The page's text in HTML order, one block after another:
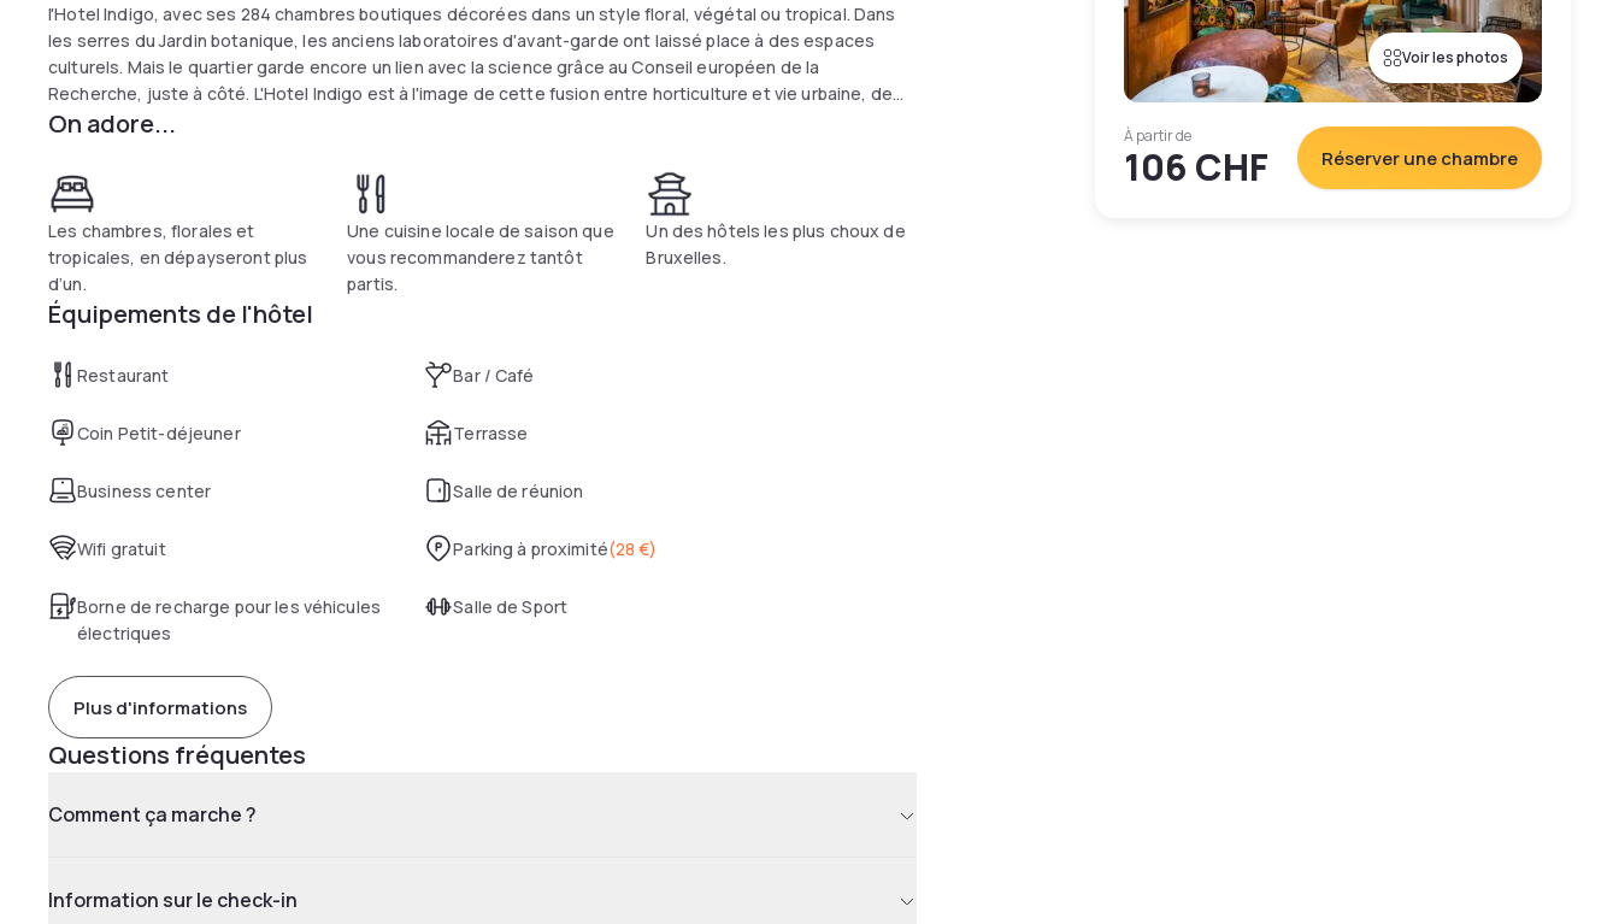
l'Hotel Indigo, avec ses 284 chambres boutiques décorées dans un style floral, végétal ou tropical. Dans
les serres du Jardin botanique, les anciens laboratoires d'avant-garde ont laissé place à des espaces
culturels. Mais le quartier garde encore un lien avec la science grâce au Conseil européen de la
Recherche, juste à côté. L'Hotel Indigo est à l'image de cette fusion entre horticulture et vie urbaine, de
par sa décoration aux créations culinaires végétales uniques du SERRA.
On adore...
Les chambres, florales et
tropicales, en dépayseront plus
d’un.
Une cuisine locale de saison que
vous recommanderez tantôt
partis.
Un des hôtels les plus choux de
Bruxelles.
Équipements de l'hôtel
Restaurant Bar / Café
Coin Petit-déjeuner Terrasse
Business center Salle de réunion
Wifi gratuit Parking à proximité(28 €)
Borne de recharge pour les véhicules
électriques
Salle de Sport
Plus d'informations
Questions fréquentes
Comment ça marche ?
Information sur le check-in
Voir les photos
À partir de
106 CHF Réserver une chambre